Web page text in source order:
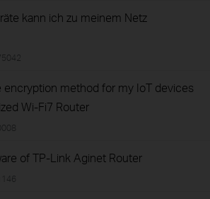
kann ich zu meinem Netz
encryption method for my IoT devices
Wi-Fi7 Router
of TP-Link Aginet Router